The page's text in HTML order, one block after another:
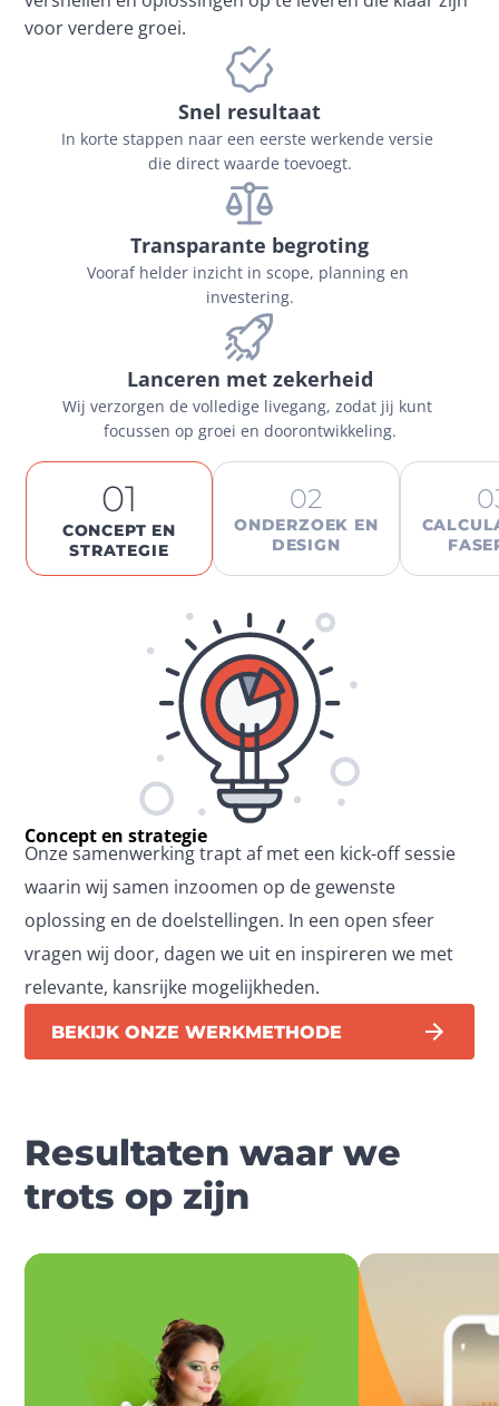
voor verdere groei.
Snel resultaat
In korte stappen naar een eerste werkende versie
die direct waarde toevoegt.
Transparante begroting
Vooraf helder inzicht in scope, planning en
investering.
Lanceren met zekerheid
Wij verzorgen de volledige livegang, zodat jij kunt
focussen op groei en doorontwikkeling.
01
CONCEPT EN
STRATEGIE
02
ONDERZOEK EN
DESIGN
Concept en strategie
Onze samenwerking trapt af met een kick-off sessie
waarin wij samen inzoomen op de gewenste
oplossing en de doelstellingen. In een open sfeer
vragen wij door, dagen we uit en inspireren we met
relevante, kansrijke mogelijkheden.
BEKIJK ONZE WERKMETHODE
Resultaten waar we
trots op zijn